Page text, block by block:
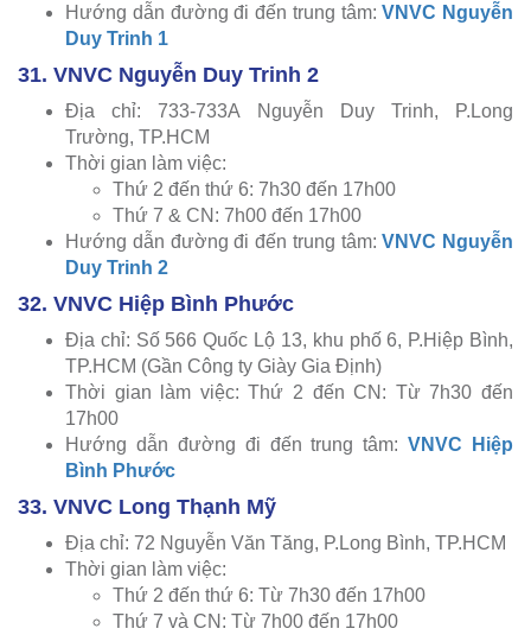
Hướng dẫn đường đi đến trung tâm:VNVC Nguyễn
Duy Trinh 1
31. VNVC Nguyễn Duy Trinh 2
Địa chỉ: 733-733A Nguyễn Duy Trinh, P.Long
Trường, TP.HCM
Thời gian làm việc:
Thứ 2 đến thứ 6: 7h30 đến 17h00
Thứ 7 & CN: 7h00 đến 17h00
Hướng dẫn đường đi đến trung tâm:VNVC Nguyễn
Duy Trinh 2
32. VNVC Hiệp Bình Phước
Địa chỉ: Số 566 Quốc Lộ 13, khu phố 6, P.Hiệp Bình,
TP.HCM (Gần Công ty Giày Gia Định)
Thời gian làm việc: Thứ 2 đến CN: Từ 7h30 đến
17h00
Hướng dẫn đường đi đến trung tâm:VNVC Hiệp
Bình Phước
33. VNVC Long Thạnh Mỹ
Địa chỉ: 72 Nguyễn Văn Tăng, P.Long Bình, TP.HCM
Thời gian làm việc:
Thứ 2 đến thứ 6: Từ 7h30 đến 17h00
Thứ 7 và CN: Từ 7h00 đến 17h00